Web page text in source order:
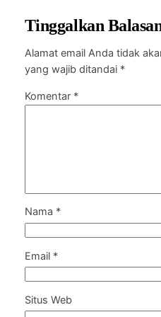
Tinggalkan
Alamat email Anda tidak
yang wajib ditandai *
Komentar *
Nama *
Email *
Situs Web